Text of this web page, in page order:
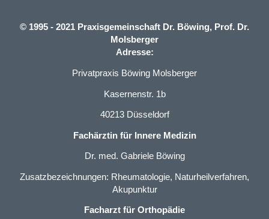
© 1995 - 2021 Praxisgemeinschaft Dr. Böwing, Prof. Dr.
Molsberger
Adresse:
Privatpraxis Böwing Molsberger
Kasernenstr. 1b
40213 Düsseldorf
Fachärztin für Innere Medizin
Dr. med. Gabriele Böwing
Zusatzbezeichnungen: Rheumatologie, Naturheilverfahren,
Akupunktur
Facharzt für Orthopädie